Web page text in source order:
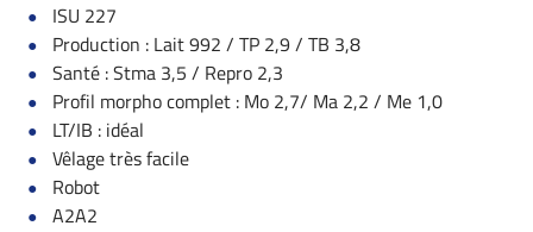
ISU 227
Production : Lait 992 / TP 2,9 / TB 3,8
Santé : Stma 3,5 / Repro 2,3
Profil morpho complet : Mo 2,7/ Ma 2,2 / Me 1,0
LT/IB : idéal
Vêlage très facile
Robot
A2A2